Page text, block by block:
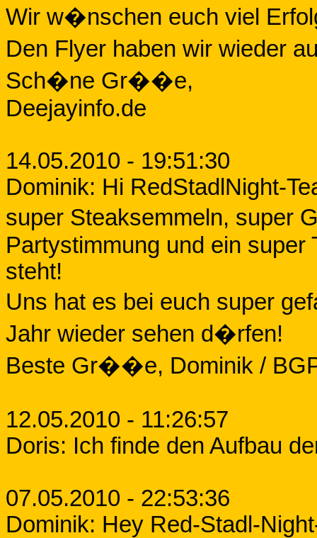
Wir w�nschen euch viel
Den Flyer haben wir wieder
Sch�ne Gr��e,
Deejayinfo.de
14.05.2010 - 19:51:30
Dominik: Hi RedStadlNight-
super Steaksemmeln, super
Partystimmung und ein super
steht!
Uns hat es bei euch super
Jahr wieder sehen d�rfen!
Beste Gr��e, Dominik /
12.05.2010 - 11:26:57
Doris: Ich finde den Aufbau
07.05.2010 - 22:53:36
Dominik: Hey Red-Stadl-